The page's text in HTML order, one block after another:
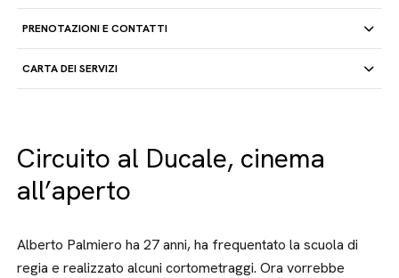
PRENOTAZIONI E CONTATTI
CARTA DEI SERVIZI
Circuito al Ducale, cinema
all’aperto
Alberto Palmiero ha 27 anni, ha frequentato la scuola di
regia e realizzato alcuni cortometraggi. Ora vorrebbe